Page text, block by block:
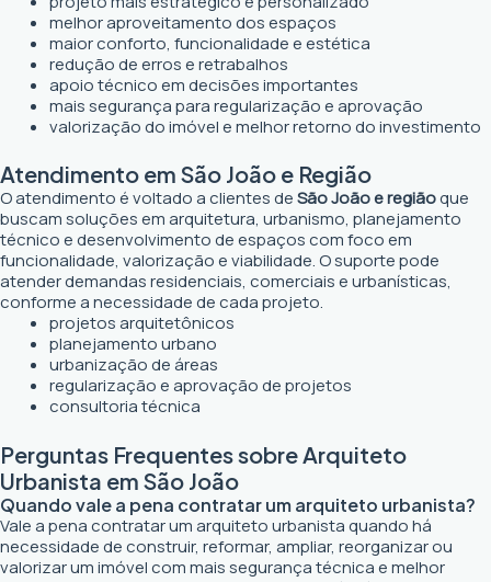
melhor aproveitamento dos espaços
maior conforto, funcionalidade e estética
redução de erros e retrabalhos
apoio técnico em decisões importantes
mais segurança para regularização e aprovação
valorização do imóvel e melhor retorno do investimento
Atendimento em São João e Região
O atendimento é voltado a clientes deSão João e regiãoque
buscam soluções em arquitetura, urbanismo, planejamento
técnico e desenvolvimento de espaços com foco em
funcionalidade, valorização e viabilidade. O suporte pode
atender demandas residenciais, comerciais e urbanísticas,
conforme a necessidade de cada projeto.
projetos arquitetônicos
planejamento urbano
urbanização de áreas
regularização e aprovação de projetos
consultoria técnica
Perguntas Frequentes sobre Arquiteto
Urbanista em São João
Quando vale a pena contratar um arquiteto urbanista?
Vale a pena contratar um arquiteto urbanista quando há
necessidade de construir, reformar, ampliar, reorganizar ou
valorizar um imóvel com mais segurança técnica e melhor